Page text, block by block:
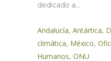
dedicado a...
Andalucía, Antártica,
climática, México,
Humanos, ONU